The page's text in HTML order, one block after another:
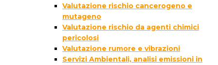
Valutazione rischio cancerogeno e
mutageno
Valutazione rischio da agenti chimici
pericolosi
Valutazione rumore e vibrazioni
Servizi Ambientali, analisi emissioni in